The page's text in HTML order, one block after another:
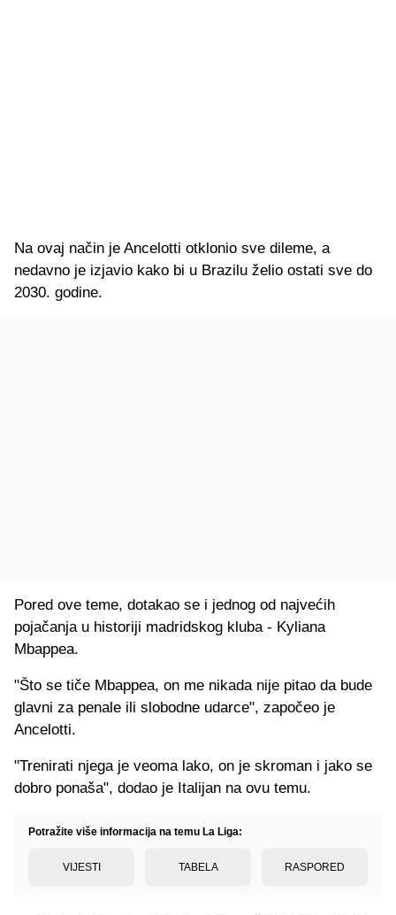
Na ovaj način je Ancelotti otklonio sve dileme, a
nedavno je izjavio kako bi u Brazilu želio ostati sve do
2030. godine.
Pored ove teme, dotakao se i jednog od najvećih
pojačanja u historiji madridskog kluba - Kyliana
Mbappea.
"Što se tiče Mbappea, on me nikada nije pitao da bude
glavni za penale ili slobodne udarce", započeo je
Ancelotti.
"Trenirati njega je veoma lako, on je skroman i jako se
dobro ponaša", dodao je Italijan na ovu temu.
Potražite više informacija na temu La Liga:
VIJESTI TABELA RASPORED